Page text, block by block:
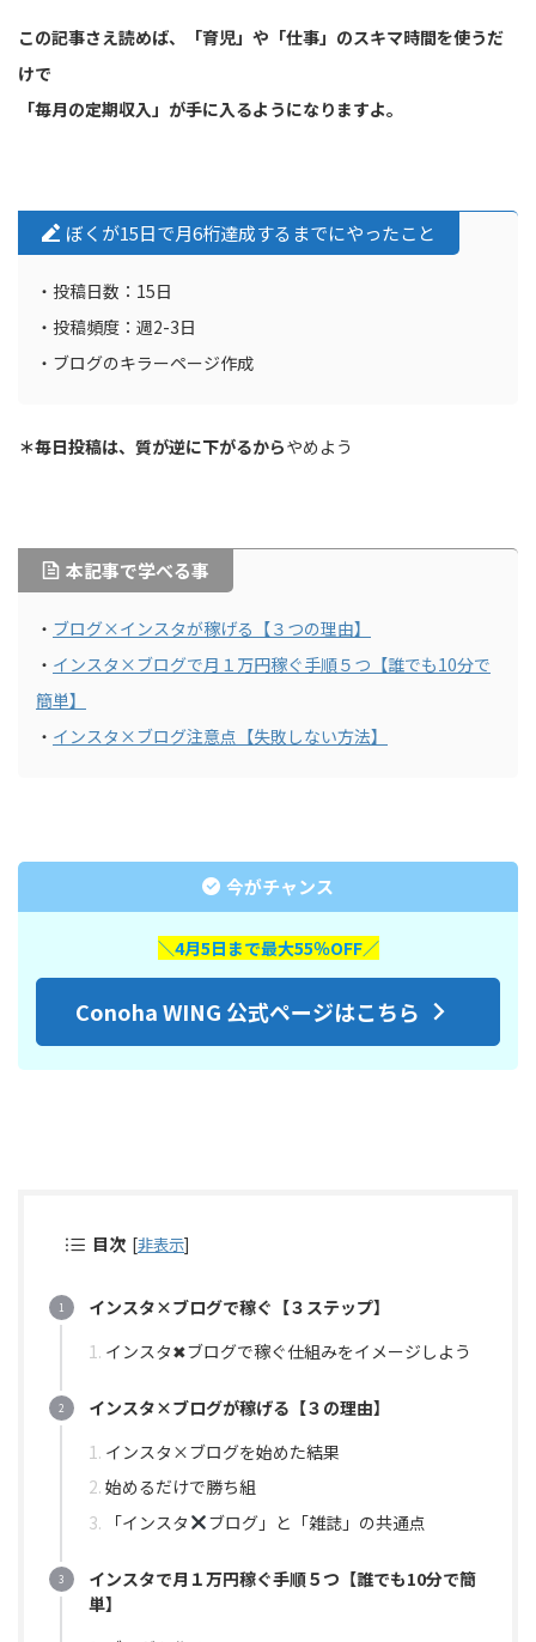
この記事さえ読めば、「育児」や「仕事」のスキマ時間を使うだ
けで
「毎月の定期収入」が手に入るようになりますよ。
ぼくが15日で月6桁達成するまでにやったこと
・投稿日数：15日
・投稿頻度：週2-3日
・ブログのキラーページ作成
＊毎日投稿は、質が逆に下がるからやめよう
本記事で学べる事
・ ブログ×インスタが稼げる【３つの理由】
・ インスタ×ブログで月１万円稼ぐ手順５つ【誰でも10分で
簡単】
・ インスタ×ブログ注意点【失敗しない方法】
今がチャンス
＼4月5日まで最大55％OFF／
Conoha WING 公式ページはこちら
目次 [非表示]
インスタ×ブログで稼ぐ【３ステップ】
インスタ✖︎ブログで稼ぐ仕組みをイメージしよう
インスタ×ブログが稼げる【３の理由】
インスタ×ブログを始めた結果
始めるだけで勝ち組
「インスタ
ブログ」と「雑誌」の共通点
インスタで月１万円稼ぐ手順５つ【誰でも10分で簡
単】